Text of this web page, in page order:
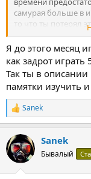
самурая больше в
то что ты потерял
лутания лишнего
Я до этого месяц
как задрот играть
Так ты в
памятки изучить
Р
е
к
ц
и
Sanek
Sanek
Бывалый